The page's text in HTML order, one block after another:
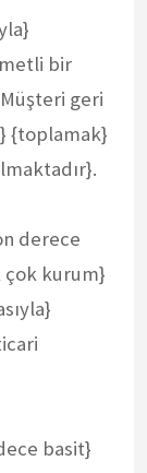
bir
geri
{toplamak}
derece
çok kurum}
basit}